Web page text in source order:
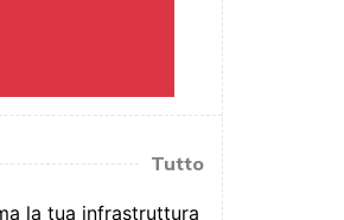
Tutto
la tua infrastruttura